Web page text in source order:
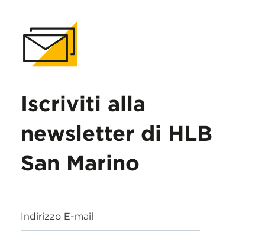
Iscriviti alla
newsletter di HLB
San Marino
Indirizzo E-mail